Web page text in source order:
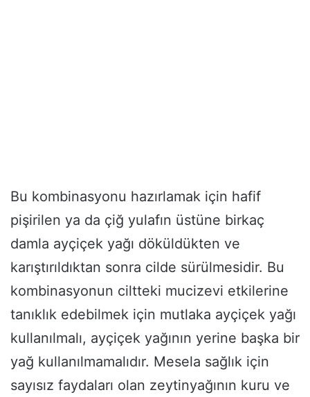
Bu kombinasyonu hazırlamak için hafif
pişirilen ya da çiğ yulafın üstüne birkaç
damla ayçiçek yağı döküldükten ve
karıştırıldıktan sonra cilde sürülmesidir. Bu
kombinasyonun ciltteki mucizevi etkilerine
tanıklık edebilmek için mutlaka ayçiçek yağı
kullanılmalı, ayçiçek yağının yerine başka bir
yağ kullanılmamalıdır. Mesela sağlık için
sayısız faydaları olan zeytinyağının kuru ve